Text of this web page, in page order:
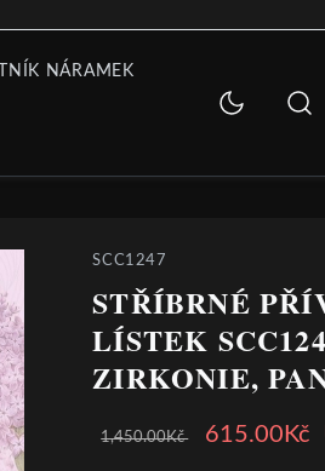
NÁRAMEK
SCC1247
STŘÍBRNÉ
LÍSTEK
ZIRKONIE,
1,450.00Kč 615.00Kč